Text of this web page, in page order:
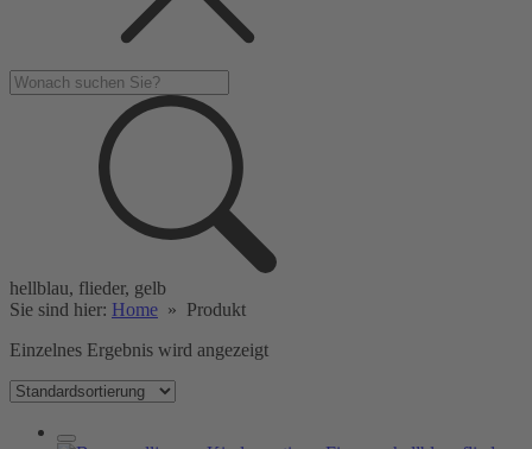
hellblau, flieder, gelb
Sie sind hier: Home » Produkt
Einzelnes Ergebnis wird angezeigt